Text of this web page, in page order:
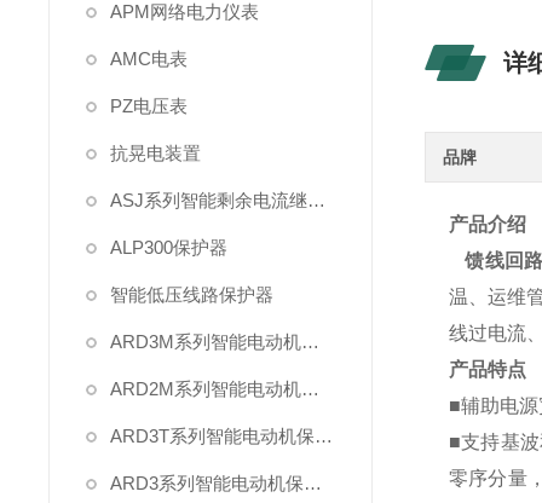
详
品牌
产品介绍
馈线回
温、运维
线过电流
产品特点
■辅助电
■支持基
零序分量
APM网络电力仪表
AMC电表
PZ电压表
抗晃电装置
ASJ系列智能剩余电流继电器
ALP300保护器
智能低压线路保护器
ARD3M系列智能电动机保护器
ARD2M系列智能电动机保护器
ARD3T系列智能电动机保护器
ARD3系列智能电动机保护器